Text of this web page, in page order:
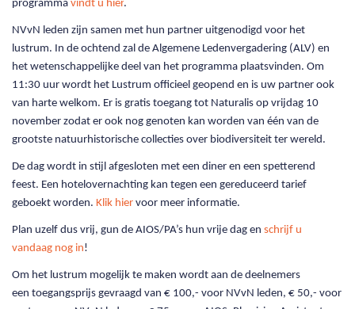
programma vindt u hier.
NVvN leden zijn samen met hun partner uitgenodigd voor het
lustrum. In de ochtend zal de Algemene Ledenvergadering (ALV) en
het wetenschappelijke deel van het programma plaatsvinden. Om
11:30 uur wordt het Lustrum officieel geopend en is uw partner ook
van harte welkom. Er is gratis toegang tot Naturalis op vrijdag 10
november zodat er ook nog genoten kan worden van één van de
grootste natuurhistorische collecties over biodiversiteit ter wereld.
De dag wordt in stijl afgesloten met een diner en een spetterend
feest. Een hotelovernachting kan tegen een gereduceerd tarief
geboekt worden. Klik hier voor meer informatie.
Plan uzelf dus vrij, gun de AIOS/PA’s hun vrije dag en schrijf u
vandaag nog in!
Om het lustrum mogelijk te maken wordt aan de deelnemers
een toegangsprijs gevraagd van € 100,- voor NVvN leden, € 50,- voor